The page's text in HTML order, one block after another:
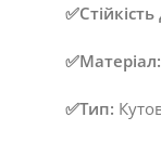
✅Матеріал:
✅Тип: